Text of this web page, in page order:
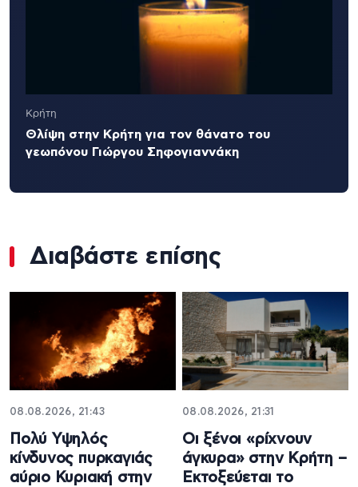
Κρήτη
Θλίψη στην Κρήτη για τον θάνατο του
γεωπόνου Γιώργου Σηφογιαννάκη
Διαβάστε επίσης
08.08.2026, 21:43
Πολύ Υψηλός
κίνδυνος πυρκαγιάς
αύριο Κυριακή στην
08.08.2026, 21:31
Οι ξένοι «ρίχνουν
άγκυρα» στην Κρήτη –
Εκτοξεύεται το